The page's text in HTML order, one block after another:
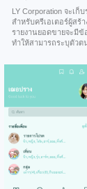
LY Corporation จะเ
สำหรับครีเอเตอร์ผู้สร้า
รายงานยอดขายจะมี
ทำให้สามารถระบุตัวต